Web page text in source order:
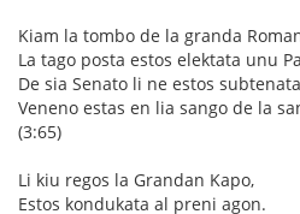
Kiam la tombo de la granda
La tago posta estos elektata unu
De sia Senato li ne estos
Veneno estas en lia sango de la
(3:65)
Li kiu regos la Grandan Kapo,
Estos kondukata al preni agon.